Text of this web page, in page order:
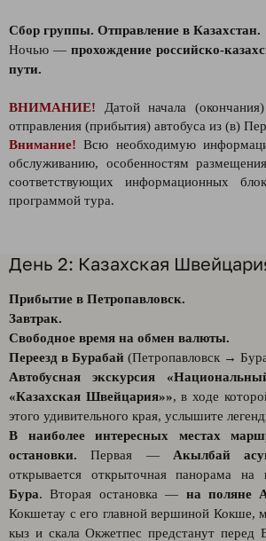
Сбор группы. Отправление в Казахстан.
Ночью — прохождение российско-
пути.
ВНИМАНИЕ! Датой начала
отправления (прибытия) автобуса из (в)
Внимание! Всю необходимую
обслуживанию, особенностям
соответствующих информационных
программой тура.
День 2: Казахская
Прибытие в Петропавловск.
Завтрак.
Свободное время на обмен валюты.
Переезд в Бурабай (Петропавловск →
Автобусная экскурсия
«Казахская Швейцария»», в ходе
этого удивительного края, услышите
В наиболее интересных местах
остановки. Первая — Акылбай
открывается открыточная панорама на
Бура. Вторая остановка — на поляне
Кокшетау с его главной вершиной Кокше,
кыз и скала Окжетпес предстанут